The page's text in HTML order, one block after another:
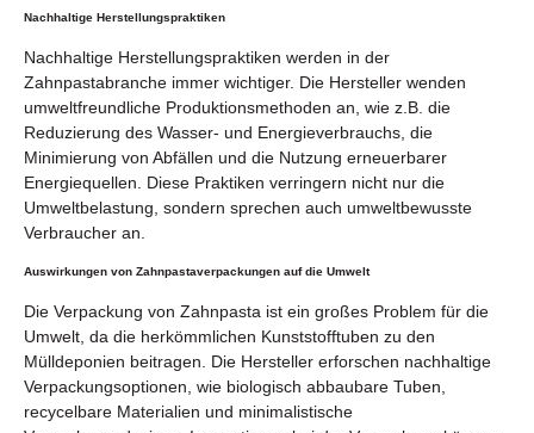
Nachhaltige Herstellungspraktiken
Nachhaltige Herstellungspraktiken werden in der
Zahnpastabranche immer wichtiger. Die Hersteller wenden
umweltfreundliche Produktionsmethoden an, wie z.B. die
Reduzierung des Wasser- und Energieverbrauchs, die
Minimierung von Abfällen und die Nutzung erneuerbarer
Energiequellen. Diese Praktiken verringern nicht nur die
Umweltbelastung, sondern sprechen auch umweltbewusste
Verbraucher an.
Auswirkungen von Zahnpastaverpackungen auf die Umwelt
Die Verpackung von Zahnpasta ist ein großes Problem für die
Umwelt, da die herkömmlichen Kunststofftuben zu den
Mülldeponien beitragen. Die Hersteller erforschen nachhaltige
Verpackungsoptionen, wie biologisch abbaubare Tuben,
recycelbare Materialien und minimalistische